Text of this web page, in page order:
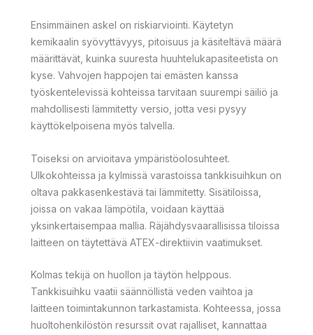
Ensimmäinen askel on riskiarviointi. Käytetyn
kemikaalin syövyttävyys, pitoisuus ja käsiteltävä määrä
määrittävät, kuinka suuresta huuhtelukapasiteetista on
kyse. Vahvojen happojen tai emästen kanssa
työskentelevissä kohteissa tarvitaan suurempi säiliö ja
mahdollisesti lämmitetty versio, jotta vesi pysyy
käyttökelpoisena myös talvella.
Toiseksi on arvioitava ympäristöolosuhteet.
Ulkokohteissa ja kylmissä varastoissa tankkisuihkun on
oltava pakkasenkestävä tai lämmitetty. Sisätiloissa,
joissa on vakaa lämpötila, voidaan käyttää
yksinkertaisempaa mallia. Räjähdysvaarallisissa tiloissa
laitteen on täytettävä ATEX-direktiivin vaatimukset.
Kolmas tekijä on huollon ja täytön helppous.
Tankkisuihku vaatii säännöllistä veden vaihtoa ja
laitteen toimintakunnon tarkastamista. Kohteessa, jossa
huoltohenkilöstön resurssit ovat rajalliset, kannattaa